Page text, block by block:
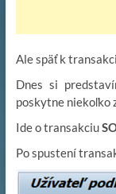
Ale späť k
Dnes si
poskytne niekoľko
Ide o transakciu
Po spustení